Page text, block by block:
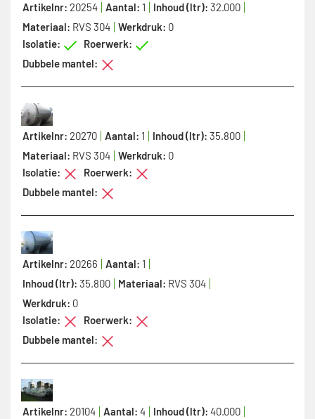
Artikelnr: 20254 Aantal: 1 Inhoud (ltr): 32.000
Materiaal: RVS 304 Werkdruk: 0
Isolatie:
Roerwerk:
Dubbele mantel:
Artikelnr: 20270 Aantal: 1 Inhoud (ltr): 35.800
Materiaal: RVS 304 Werkdruk: 0
Isolatie:
Roerwerk:
Dubbele mantel:
Artikelnr: 20266 Aantal: 1
Inhoud (ltr): 35.800 Materiaal: RVS 304
Werkdruk: 0
Isolatie:
Roerwerk:
Dubbele mantel:
Artikelnr: 20104 Aantal: 4 Inhoud (ltr): 40.000